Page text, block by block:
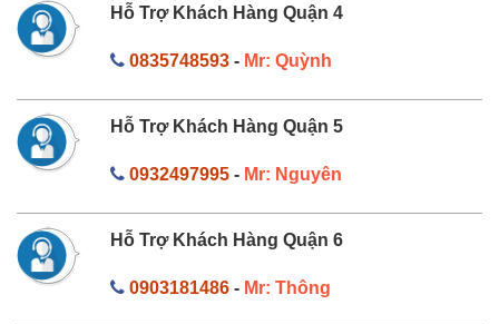
Hỗ Trợ Khách Hàng Quận 4
0835748593- Mr: Quỳnh
Hỗ Trợ Khách Hàng Quận 5
0932497995- Mr: Nguyên
Hỗ Trợ Khách Hàng Quận 6
0903181486- Mr: Thông